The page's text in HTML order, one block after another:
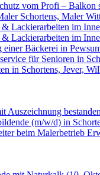
vom Profi – Balkon
Schortens, Maler
Lackierarbeiten im
Lackierarbeiten im
einer Bäckerei in
für Senioren in
in Schortens, Jever,
Auszeichnung
(m/w/d) in
beim Malerbetrieb